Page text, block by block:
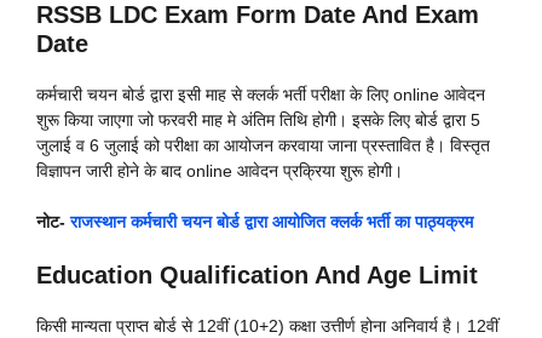
RSSB LDC Exam Form Date And Exam
Date
कर्मचारी चयन बोर्ड द्वारा इसी माह से क्लर्क भर्ती परीक्षा के लिए online आवेदन
शुरू किया जाएगा जो फरवरी माह मे अंतिम तिथि होगी। इसके लिए बोर्ड द्वारा 5
जुलाई व 6 जुलाई को परीक्षा का आयोजन करवाया जाना प्रस्तावित है। विस्तृत
विज्ञापन जारी होने के बाद online आवेदन प्रक्रिया शुरू होगी।
नोट-राजस्थान कर्मचारी चयन बोर्ड द्वारा आयोजित क्लर्क भर्ती का पाठ्यक्रम
Education Qualification And Age Limit
किसी मान्यता प्राप्त बोर्ड से 12वीं (10+2) कक्षा उत्तीर्ण होना अनिवार्य है। 12वीं